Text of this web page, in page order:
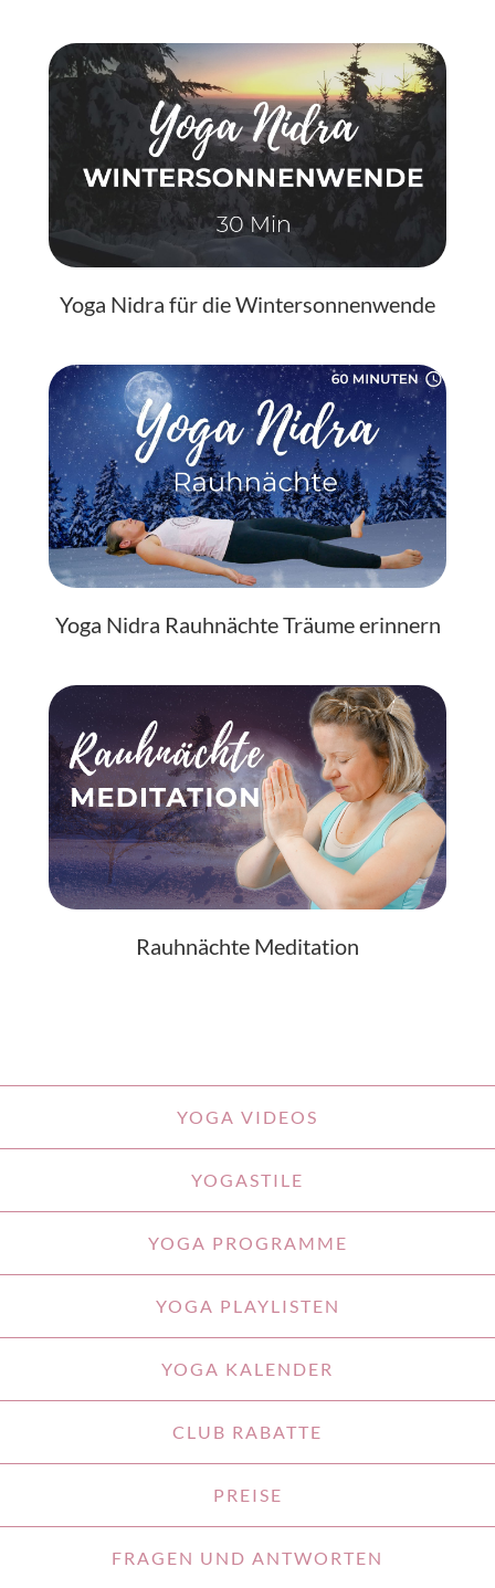
Yoga Nidra für die Wintersonnenwende
Yoga Nidra Rauhnächte Träume erinnern
Rauhnächte Meditation
YOGA VIDEOS
YOGASTILE
YOGA PROGRAMME
YOGA PLAYLISTEN
YOGA KALENDER
CLUB RABATTE
PREISE
FRAGEN UND ANTWORTEN